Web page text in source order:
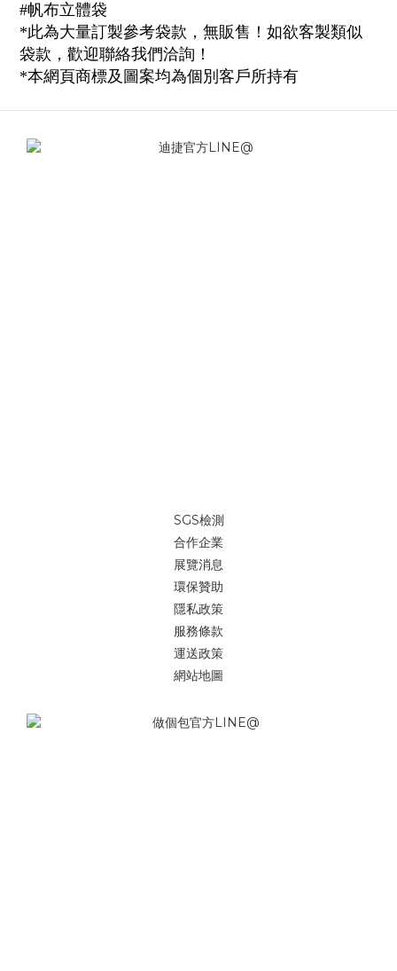
#帆布立體袋
*此為大量訂製參考袋款，無販售！如欲客製類似
袋款，歡迎聯絡我們洽詢！
*本網頁商標及圖案均為個別客戶所持有
SGS檢測
合作企業
展覽消息
環保贊助
隱私政策
服務條款
運送政策
網站地圖